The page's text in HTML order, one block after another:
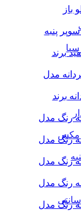
مکس
باز
پنبه